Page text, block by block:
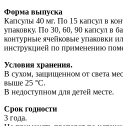
Форма выпуска
Капсулы 40 мг. По 15 капсул в
упаковку. По 30, 60, 90 капсул в
контурные ячейковые упаковки
инструкцией по применению
Условия хранения.
В сухом, защищенном от света
выше 25 °С.
В недоступном для детей месте.
Срок годности
3 года.